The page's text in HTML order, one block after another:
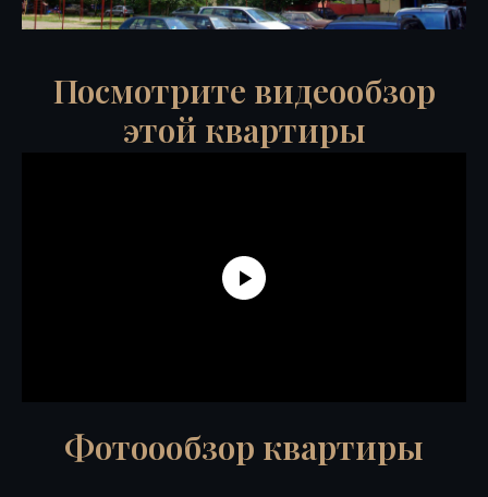
Посмотрите видеообзор
этой квартиры
Фотоообзор квартиры